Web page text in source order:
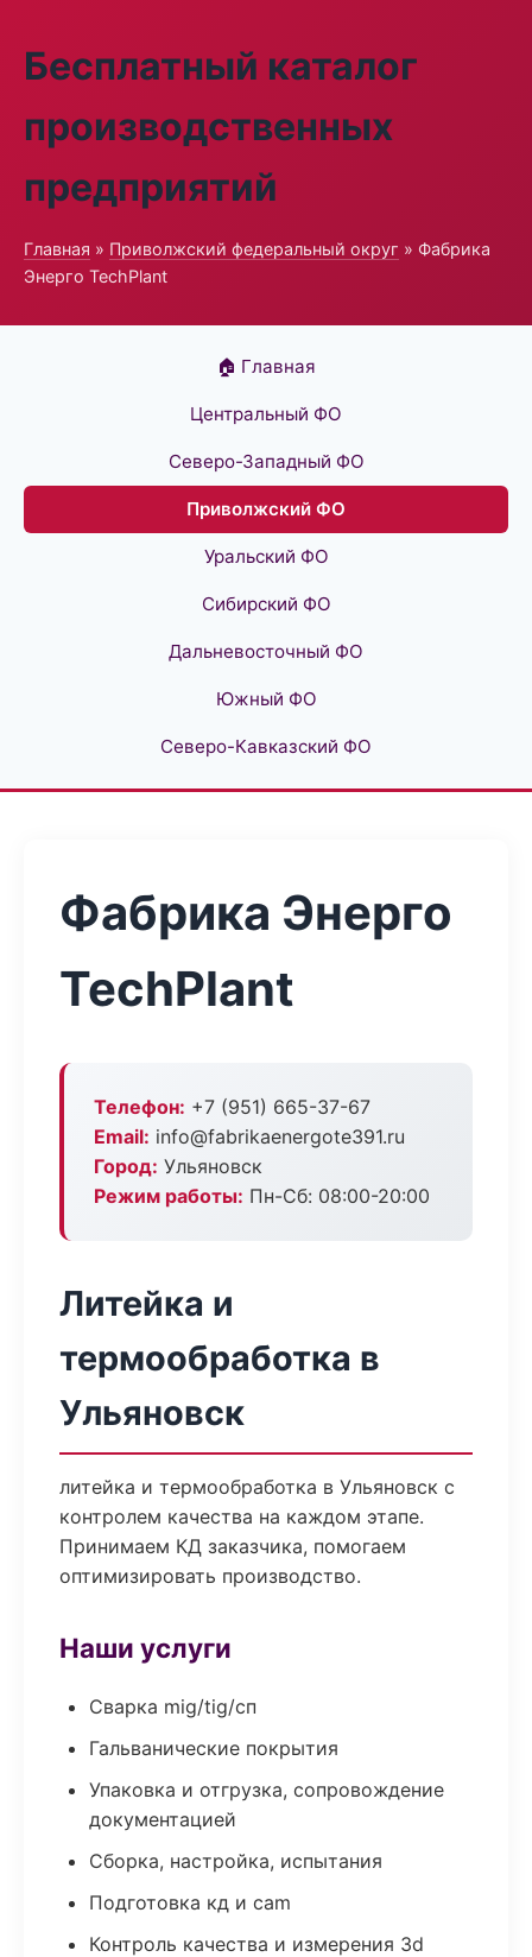
Бесплатный каталог
производственных
предприятий
Главная » Приволжский федеральный округ » Фабрика
Энерго TechPlant
🏠 Главная
Центральный ФО
Северо-Западный ФО
Приволжский ФО
Уральский ФО
Сибирский ФО
Дальневосточный ФО
Южный ФО
Северо-Кавказский ФО
Фабрика Энерго
TechPlant
Телефон: +7 (951) 665-37-67
Email: info@fabrikaenergote391.ru
Город: Ульяновск
Режим работы: Пн-Сб: 08:00-20:00
Литейка и
термообработка в
Ульяновск
литейка и термообработка в Ульяновск с
контролем качества на каждом этапе.
Принимаем КД заказчика, помогаем
оптимизировать производство.
Наши услуги
Сварка mig/tig/сп
Гальванические покрытия
Упаковка и отгрузка, сопровождение
документацией
Сборка, настройка, испытания
Подготовка кд и cam
Контроль качества и измерения 3d